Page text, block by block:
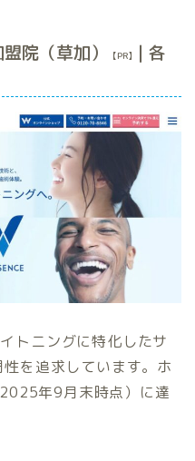
院（草加） 【PR】
| 各
トニングに特化したサ
を追求しています。ホ
年9月末時点）に達